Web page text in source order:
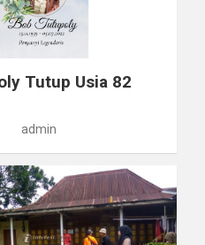
Tutup Usia 82
admin